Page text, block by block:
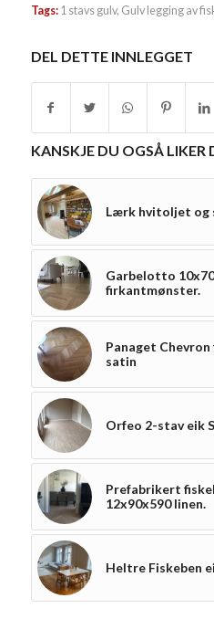
Tags: 1 stavs gulv, Gulv legging av
DEL DETTE INNLEGGET
KANSKJE DU OGSÅ LIKER
Lærk hvitoljet og
Garbelotto
firkantmønster.
Panaget
satin
Orfeo 2-stav eik
Prefabrikert
12x90x590 linen.
Heltre Fiskeben